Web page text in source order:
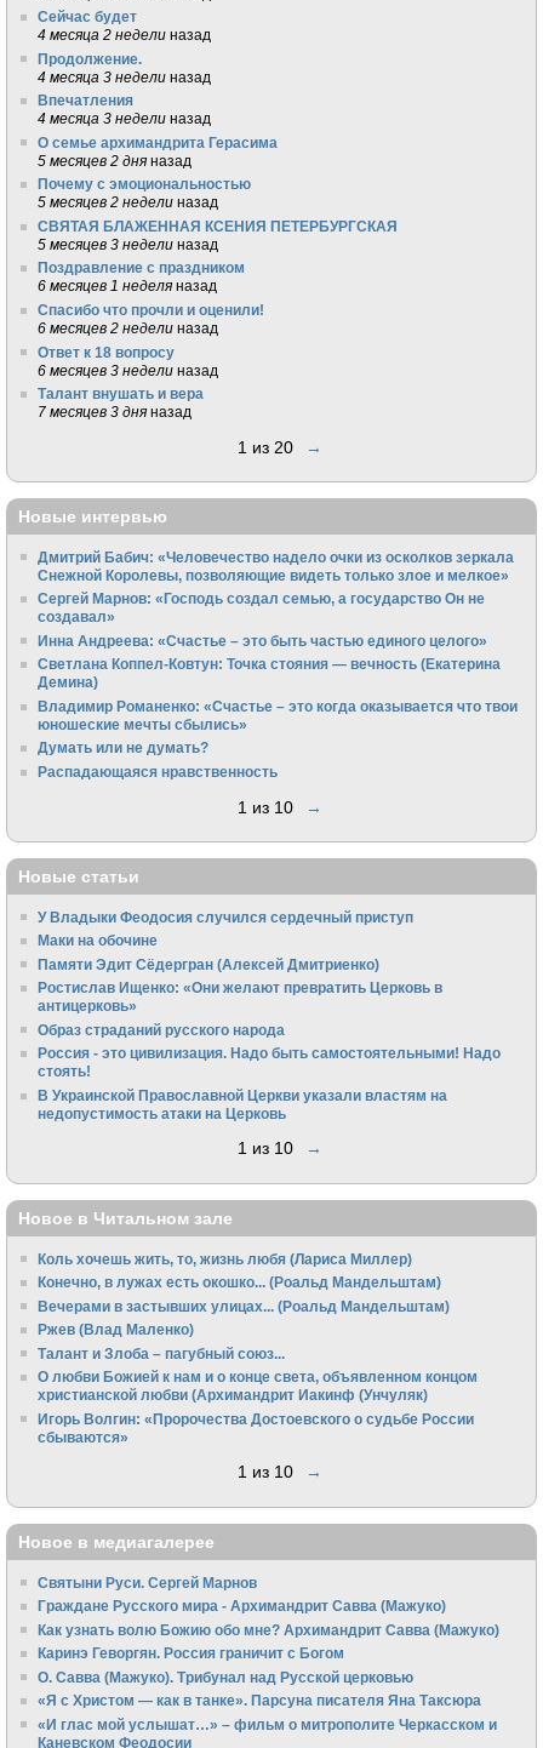
Сейчас будет
4 месяца 2 недели назад
Продолжение.
4 месяца 3 недели назад
Впечатления
4 месяца 3 недели назад
О семье архимандрита Герасима
5 месяцев 2 дня назад
Почему с эмоциональностью
5 месяцев 2 недели назад
СВЯТАЯ БЛАЖЕННАЯ КСЕНИЯ ПЕТЕРБУРГСКАЯ
5 месяцев 3 недели назад
Поздравление с праздником
6 месяцев 1 неделя назад
Спасибо что прочли и оценили!
6 месяцев 2 недели назад
Ответ к 18 вопросу
6 месяцев 3 недели назад
Талант внушать и вера
7 месяцев 3 дня назад
1 из 20 →
Новые интервью
Дмитрий Бабич: «Человечество надело очки из осколков зеркала
Снежной Королевы, позволяющие видеть только злое и мелкое»
Сергей Марнов: «Господь создал семью, а государство Он не
создавал»
Инна Андреева: «Счастье – это быть частью единого целого»
Светлана Коппел-Ковтун: Точка стояния — вечность (Екатерина
Демина)
Владимир Романенко: «Счастье – это когда оказывается что твои
юношеские мечты сбылись»
Думать или не думать?
Распадающаяся нравственность
1 из 10 →
Новые статьи
У Владыки Феодосия случился сердечный приступ
Маки на обочине
Памяти Эдит Сёдергран (Алексей Дмитриенко)
Ростислав Ищенко: «Они желают превратить Церковь в
антицерковь»
Образ страданий русского народа
Россия - это цивилизация. Надо быть самостоятельными! Надо
стоять!
В Украинской Православной Церкви указали властям на
недопустимость атаки на Церковь
1 из 10 →
Новое в Читальном зале
Коль хочешь жить, то, жизнь любя (Лариса Миллер)
Конечно, в лужах есть окошко... (Роальд Мандельштам)
Вечерами в застывших улицах... (Роальд Мандельштам)
Ржев (Влад Маленко)
Талант и Злоба – пагубный союз...
О любви Божией к нам и о конце света, объявленном концом
христианской любви (Архимандрит Иакинф (Унчуляк)
Игорь Волгин: «Пророчества Достоевского о судьбе России
сбываются»
1 из 10 →
Новое в медиагалерее
Святыни Руси. Сергей Марнов
Граждане Русского мира - Архимандрит Савва (Мажуко)
Как узнать волю Божию обо мне? Архимандрит Савва (Мажуко)
Каринэ Геворгян. Россия граничит с Богом
О. Савва (Мажуко). Трибунал над Русской церковью
«Я с Христом — как в танке». Парсуна писателя Яна Таксюра
«И глас мой услышат…» – фильм о митрополите Черкасском и
Каневском Феодосии